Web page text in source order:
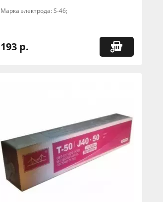
Марка электрода: S-46;
193 р.